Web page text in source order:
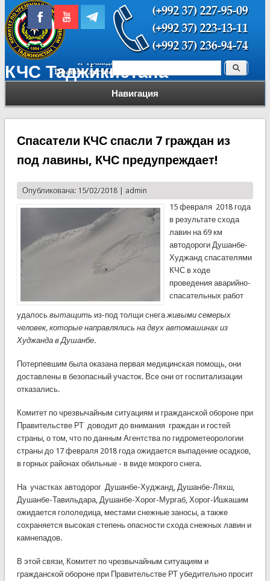
КЧС Таджикистана
Навигация
Форма поиска Поиск
Спасатели КЧС спасли 7 граждан из
под лавины, КЧС предупреждает!
Опубликована: 15/02/2018 | admin
15 февраля 2018 года
в результате схода
лавин на 69 км
автодороги Душанбе-
Худжанд спасателями
КЧС в ходе
проведения аварийно-
спасательных работ
удалось вытащить из-под толщи снега живыми семерых
человек, которые направлялись на двух автомашинах из
Худжанда в Душанбе.
Потерпевшим была оказана первая медицинская помощь, они
доставлены в безопасный участок. Все они от госпитализации
отказались.
Комитет по чрезвычайным ситуациям и гражданской обороне при
Правительстве РТ доводит до внимания граждан и гостей
страны, о том, что по данным Агентства по гидрометеорологии
страны до 17 февраля 2018 года ожидается выпадение осадков,
в горных районах обильные - в виде мокрого снега.
На участках автодорог Душанбе-Худжанд, Душанбе-Ляхш,
Душанбе-Тавильдара, Душанбе-Хорог-Мургаб, Хорог-Ишкашим
ожидается гололедица, местами снежные заносы, а также
сохраняется высокая степень опасности схода снежных лавин и
камнепадов.
В этой связи, Комитет по чрезвычайным ситуациям и
гражданской обороне при Правительстве РТ убедительно просит